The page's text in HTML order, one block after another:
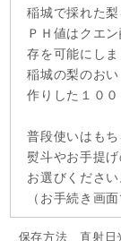
稲城で採れた
ＰＨ値はクエ
存を可能にしま
稲城の梨のお
作りした１０
普段使いはも
熨斗やお手提
お選びください
（お手続き画
保存方法 直射日